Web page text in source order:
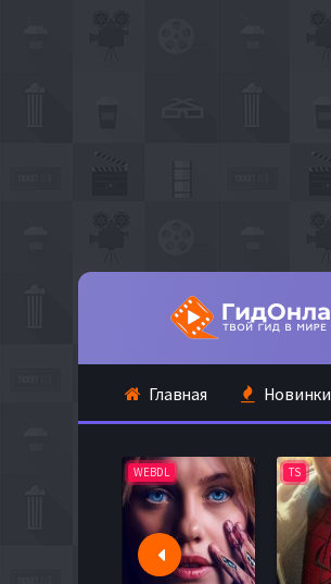
Главная Новинки
WEBDL TS